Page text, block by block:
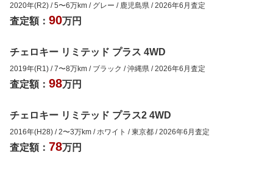
2020年(R2) /5〜6万km / グレー / 鹿児島県 /2026年6月査定
査定額： 90万円
チェロキー リミテッド プラス 4WD
2019年(R1) /7〜8万km / ブラック /沖縄県 /2026年6月査定
査定額： 98万円
チェロキー リミテッド プラス2 4WD
2016年(H28) /2〜3万km / ホワイト /東京都 /2026年6月査定
査定額： 78万円